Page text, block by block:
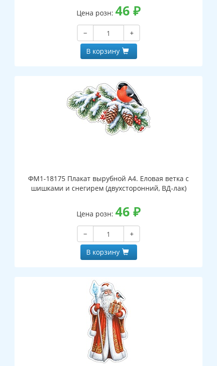
Цена розн: 46 ₽
−
+
В корзину
ФМ1-18175 Плакат вырубной А4. Еловая ветка с
шишками и снегирем (двухсторонний, ВД-лак)
Цена розн: 46 ₽
−
+
В корзину